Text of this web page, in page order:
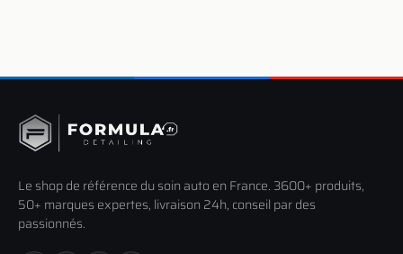
Le shop de référence du soin auto en France. 3600+ produits,
50+ marques expertes, livraison 24h, conseil par des
passionnés.